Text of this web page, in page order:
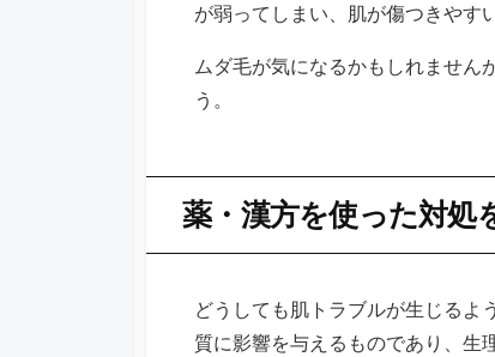
が弱ってしまい、肌が傷つきやす
ムダ毛が気になるかもしれません
う。
薬・漢方を使った対処
どうしても肌トラブルが生じるよ
質に影響を与えるものであり、生